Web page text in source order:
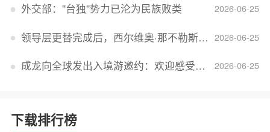
2026-06-25
外交部：''台独''势力已沦为民族败类
2026-06-25
领导层更替完成后，西尔维奥·那不勒斯出任Lucid首席执行官
2026-06-25
成龙向全球发出入境游邀约：欢迎感受无滤镜的真实中国
下载排行榜